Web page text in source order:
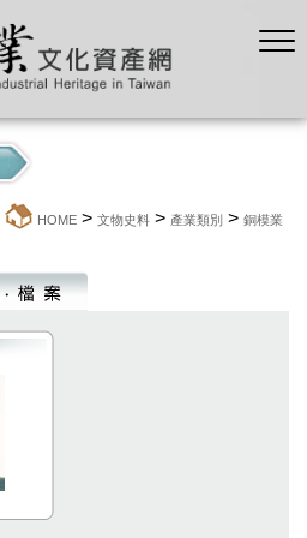
HOME > 文物史料 > 產業類別 > 銅模業